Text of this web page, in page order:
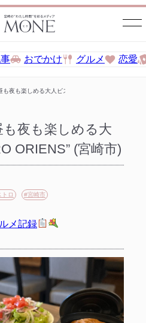
おでかけ グルメ 恋愛
も夜も楽しめる大人ビストロ ” BISTRO ORIENS” (
夜も楽しめる大
ORIENS” (宮崎市)
トロ #宮崎市
メ記録